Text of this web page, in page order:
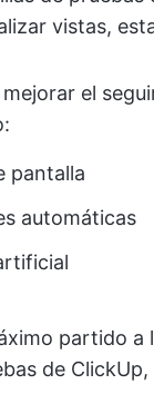
vistas,
el
pantalla
automáticas
partido a
de ClickUp,